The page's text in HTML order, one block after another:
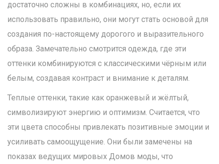
достаточно сложны в комбинациях, но, если их
использовать правильно, они могут стать основой для
создания по-настоящему дорогого и выразительного
образа. Замечательно смотрится одежда, где эти
оттенки комбинируются с классическими чёрным или
белым, создавая контраст и внимание к деталям.
Теплые оттенки, такие как оранжевый и жёлтый,
символизируют энергию и оптимизм. Считается, что
эти цвета способны привлекать позитивные эмоции и
усиливать самоощущение. Они были замечены на
показах ведущих мировых Домов моды, что